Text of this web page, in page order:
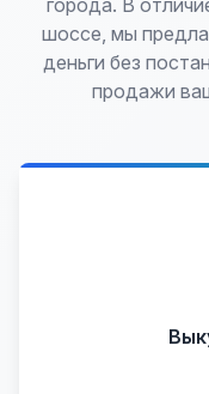
города. В
шоссе, мы
деньги без
продажи
Лучшие
В